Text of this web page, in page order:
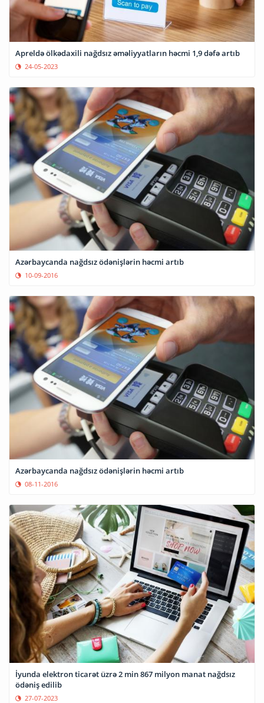
Apreldə ölkədaxili nağdsız əməliyyatların həcmi 1,9 dəfə artıb
24-05-2023
Azərbaycanda nağdsız ödənişlərin həcmi artıb
10-09-2016
Azərbaycanda nağdsız ödənişlərin həcmi artıb
08-11-2016
İyunda elektron ticarət üzrə 2 min 867 milyon manat nağdsız
ödəniş edilib
27-07-2023